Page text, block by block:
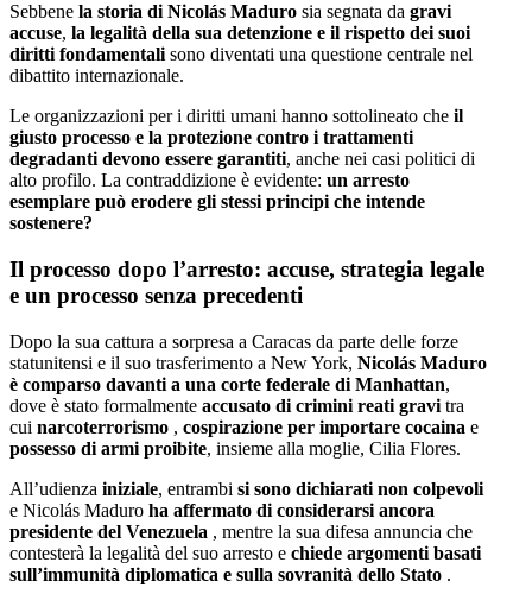
Sebbene la storia di Nicolás Maduro sia segnata da gravi
accuse, la legalità della sua detenzione e il rispetto dei suoi
diritti fondamentalisono diventati una questione centrale nel
dibattito internazionale.
Le organizzazioni per i diritti umani hanno sottolineato che il
giusto processo e la protezione contro i trattamenti
degradanti devono essere garantiti, anche nei casi politici di
alto profilo. La contraddizione è evidente: un arresto
esemplare può erodere gli stessi principi che intende
sostenere?
Il processo dopo l’arresto: accuse, strategia legale
e un processo senza precedenti
Dopo la sua cattura a sorpresa a Caracas da parte delle forze
statunitensi e il suo trasferimento a New York, Nicolás Maduro
è comparso davanti a una corte federale di Manhattan,
dove è stato formalmente accusato di crimini reati gravi tra
cui narcoterrorismo , cospirazione per importare cocaina e
possesso di armi proibite, insieme alla moglie, Cilia Flores.
All’udienza iniziale, entrambi si sono dichiarati non colpevoli
e Nicolás Maduro ha affermato di considerarsi ancora
presidente del Venezuela , mentre la sua difesa annuncia che
contesterà la legalità del suo arresto e chiede argomenti basati
sull’immunità diplomatica e sulla sovranità dello Stato .